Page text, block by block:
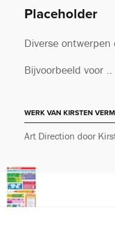
Placeholder
Diverse
Bijvoorbeeld voor ..
WERK VAN KIRSTEN
Art Direction door